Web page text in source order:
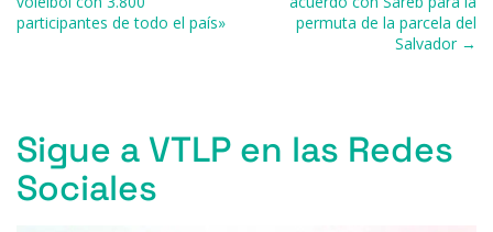
k
participantes de todo el país»
permuta de la parcela del
Salvador →
Sigue a VTLP en las Redes
Sociales